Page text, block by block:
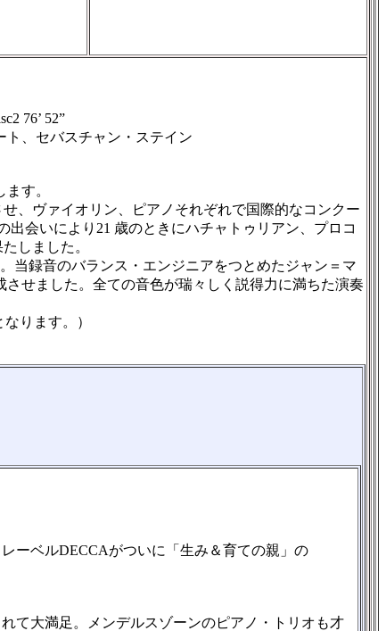
76’ 52”
、セバスチャン・ステイン
す。
、ヴァイオリン、ピアノそれぞれで国際的なコンクー
会いにより21 歳のときにハチャトゥリアン、プロコ
しました。
当録音のバランス・エンジニアをつとめたジャン＝マ
せました。全ての音色が瑞々しく説得力に満ちた演奏
ります。）
ーベルDECCAがついに「生み＆育ての親」の
て大満足。メンデルスゾーンのピアノ・トリオも才